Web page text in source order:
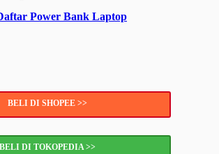
Power Bank Laptop
BELI DI SHOPEE >>
BELI DI TOKOPEDIA >>